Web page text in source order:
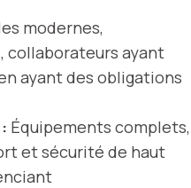
modernes,
collaborateurs ayant
ayant des obligations
Équipements complets,
et sécurité de haut